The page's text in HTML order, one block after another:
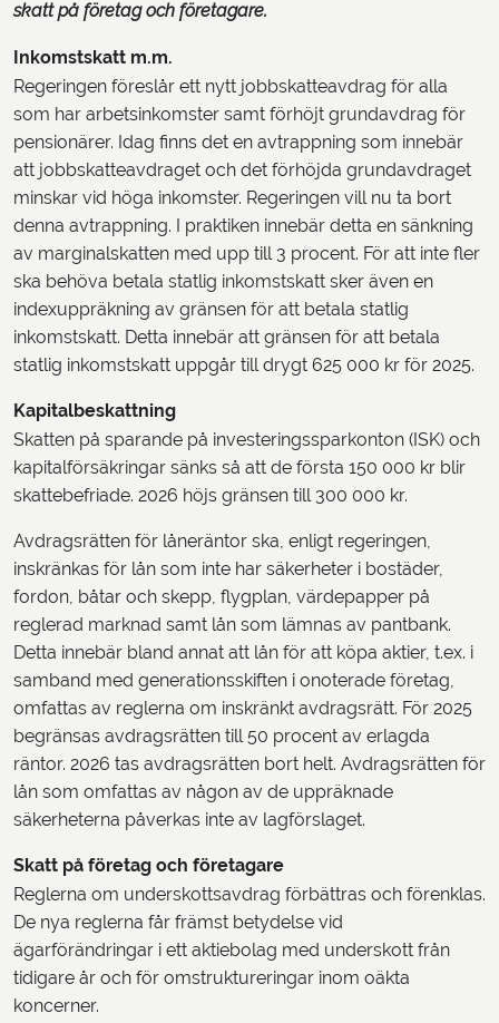
skatt på företag och företagare.
Inkomstskatt m.m.
Regeringen föreslår ett nytt jobbskatteavdrag för alla
som har arbetsinkomster samt förhöjt grundavdrag för
pensionärer. Idag finns det en avtrappning som innebär
att jobbskatteavdraget och det förhöjda grundavdraget
minskar vid höga inkomster. Regeringen vill nu ta bort
denna avtrappning. I praktiken innebär detta en sänkning
av marginalskatten med upp till 3 procent. För att inte fler
ska behöva betala statlig inkomstskatt sker även en
indexuppräkning av gränsen för att betala statlig
inkomstskatt. Detta innebär att gränsen för att betala
statlig inkomstskatt uppgår till drygt 625 000 kr för 2025.
Kapitalbeskattning
Skatten på sparande på investeringssparkonton (ISK) och
kapitalförsäkringar sänks så att de första 150 000 kr blir
skattebefriade. 2026 höjs gränsen till 300 000 kr.
Avdragsrätten för låneräntor ska, enligt regeringen,
inskränkas för lån som inte har säkerheter i bostäder,
fordon, båtar och skepp, flygplan, värdepapper på
reglerad marknad samt lån som lämnas av pantbank.
Detta innebär bland annat att lån för att köpa aktier, t.ex. i
samband med generationsskiften i onoterade företag,
omfattas av reglerna om inskränkt avdragsrätt. För 2025
begränsas avdragsrätten till 50 procent av erlagda
räntor. 2026 tas avdragsrätten bort helt. Avdragsrätten för
lån som omfattas av någon av de uppräknade
säkerheterna påverkas inte av lagförslaget.
Skatt på företag och företagare
Reglerna om underskottsavdrag förbättras och förenklas.
De nya reglerna får främst betydelse vid
ägarförändringar i ett aktiebolag med underskott från
tidigare år och för omstruktureringar inom oäkta
koncerner.